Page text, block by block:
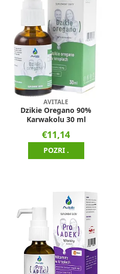
AVITALE
Dzikie Oregano 90%
Karwakolu 30 ml
€11,14
POZRI .